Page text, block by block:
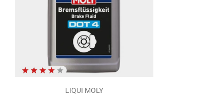
LIQUI MOLY